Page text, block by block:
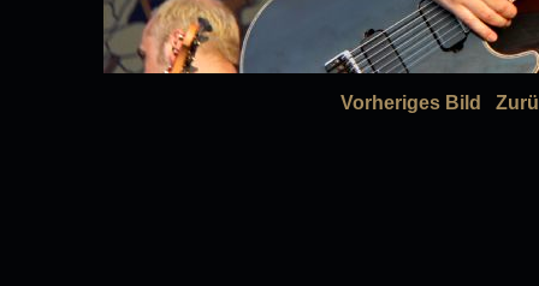
Vorheriges Bild